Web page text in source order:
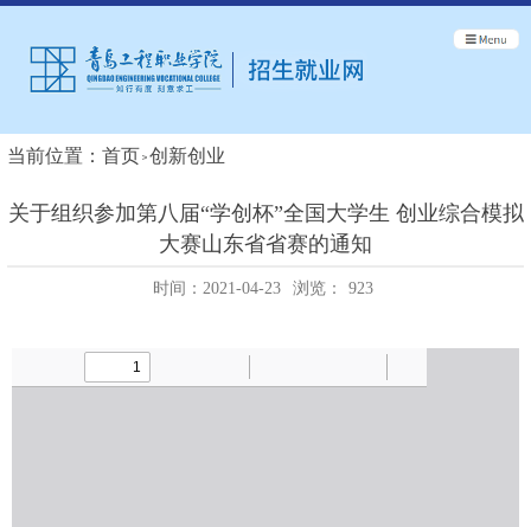
当前位置： 首页 创新创业
关于组织参加第八届“学创杯”全国大学生 创业综合模拟
大赛山东省省赛的通知
时间：2021-04-23 浏览： 923